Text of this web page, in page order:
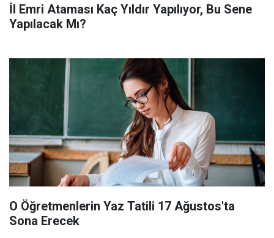
İl Emri Ataması Kaç Yıldır Yapılıyor, Bu Sene
Yapılacak Mı?
O Öğretmenlerin Yaz Tatili 17 Ağustos'ta
Sona Erecek